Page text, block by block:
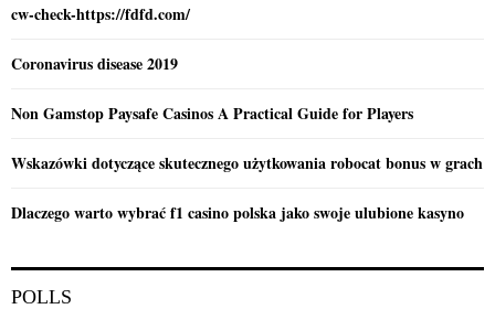
cw-check-https://fdfd.com/
Coronavirus disease 2019
Non Gamstop Paysafe Casinos A Practical Guide for Players
Wskazówki dotyczące skutecznego użytkowania robocat bonus w grach
Dlaczego warto wybrać f1 casino polska jako swoje ulubione kasyno
POLLS